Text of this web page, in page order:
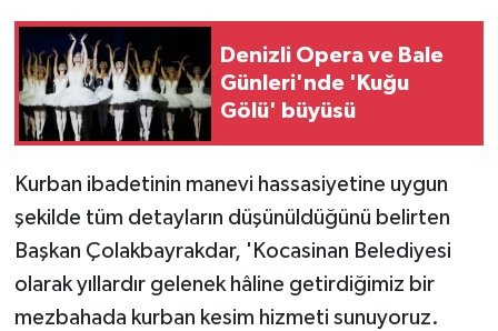
Denizli Opera ve Bale
Günleri'nde 'Kuğu
Gölü' büyüsü
Kurban ibadetinin manevi hassasiyetine uygun
şekilde tüm detayların düşünüldüğünü belirten
Başkan Çolakbayrakdar, 'Kocasinan Belediyesi
olarak yıllardır gelenek hâline getirdiğimiz bir
mezbahada kurban kesim hizmeti sunuyoruz.